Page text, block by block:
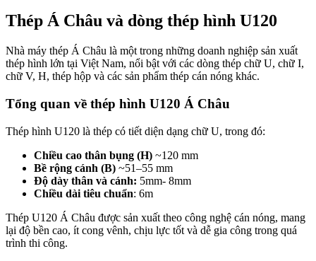
Thép Á Châu và dòng thép hình U120
Nhà máy thép Á Châu là một trong những doanh nghiệp sản xuất
thép hình lớn tại Việt Nam, nổi bật với các dòng thép chữ U, chữ I,
chữ V, H, thép hộp và các sản phẩm thép cán nóng khác.
Tổng quan về thép hình U120 Á Châu
Thép hình U120 là thép có tiết diện dạng chữ U, trong đó:
Chiều cao thân bụng (H) ~120 mm
Bề rộng cánh (B) ~51–55 mm
Độ dày thân và cánh: 5mm- 8mm
Chiều dài tiêu chuẩn: 6m
Thép U120 Á Châu được sản xuất theo công nghệ cán nóng, mang
lại độ bền cao, ít cong vênh, chịu lực tốt và dễ gia công trong quá
trình thi công.